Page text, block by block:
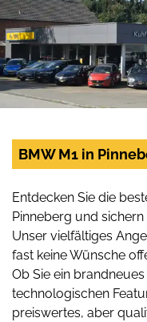
BMW M1 in
Entdecken Sie die
Pinneberg und
Unser vielfältiges
fast keine Wünsche
Ob Sie ein
technologischen
preiswertes, aber